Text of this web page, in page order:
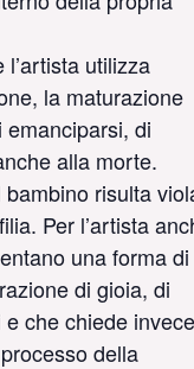
utilizza
la maturazione
di
alla morte.
risulta
Per l’artista
una forma di
di gioia, di
che chiede invece
della